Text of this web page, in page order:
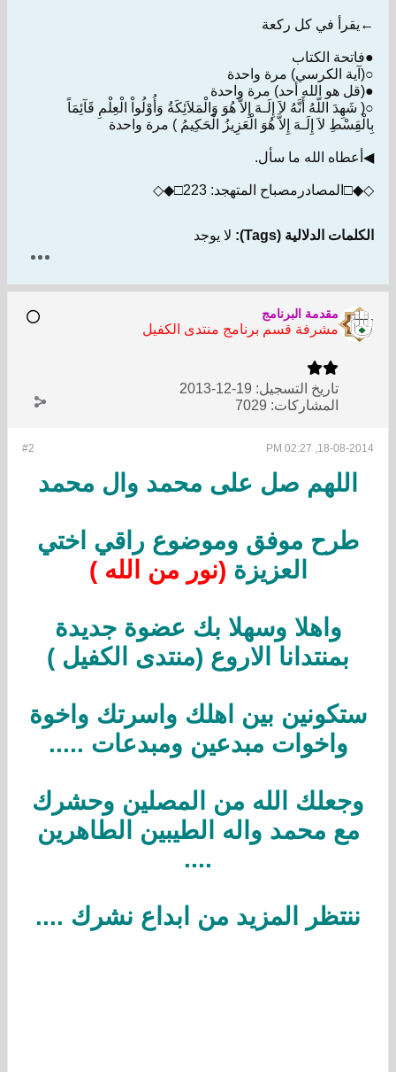
←يقرأ في كل ركعة
●فاتحة الكتاب
○(آية الكرسي) مرة واحدة
●(قل هو الله أحد) مرة واحدة
○( شَهِدَ اللّهُ أَنَّهُ لاَ إِلَـهَ إِلاَّ هُوَ وَالْمَلاَئِكَةُ وَأُوْلُواْ الْعِلْمِ قَآئِمَاً
بِالْقِسْطِ لاَ إِلَـهَ إِلاَّ هُوَ الْعَزِيزُ الْحَكِيمُ ) مرة واحدة
◀أعطاه الله ما سأل.
◇◆□المصادرمصباح المتهجد: 223□◆◇
الكلمات الدلالية (Tags): لا يوجد
مقدمة البرنامج
مشرفة قسم برنامج منتدى الكفيل
تاريخ التسجيل: 19-12-2013
المشاركات: 7029
#2 18-08-2014, 02:27 PM
اللهم صل على محمد وال محمد
طرح موفق وموضوع راقي اختي
العزيزة (نور من الله )
واهلا وسهلا بك عضوة جديدة
بمنتدانا الاروع (منتدى الكفيل )
ستكونين بين اهلك واسرتك واخوة
واخوات مبدعين ومبدعات .....
وجعلك الله من المصلين وحشرك
مع محمد واله الطيبين الطاهرين
....
ننتظر المزيد من ابداع نشرك ....